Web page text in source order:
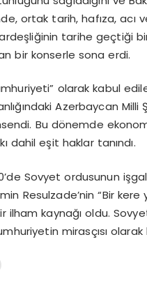
ortak tarih, hafıza,
tarihe geçtiği
bir konserle sona erdi.
olarak kabul
Azerbaycan Milli
Bu dönemde
dahil eşit haklar tanındı.
Sovyet ordusunun
Resulzade’nin “Bir
kaynağı oldu.
mirasçısı olarak